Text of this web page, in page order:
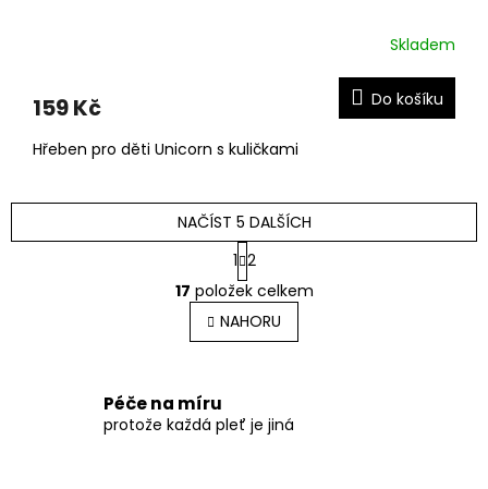
Skladem
159 Kč Do košíku
Hřeben pro děti Unicorn s kuličkami
O
v
l
á
í
NAČÍST 5 DALŠÍCH
S
t
r
á
n
k
n
í
1 2
17 položek celkem
NAHORU
Péče na míru
protože každá pleť je jiná